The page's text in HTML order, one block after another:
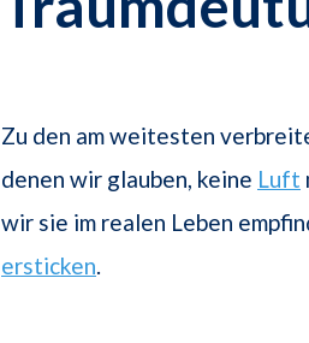
Zu den am weitesten
denen wir glauben, keine Luft
wir sie im realen Leben
ersticken.